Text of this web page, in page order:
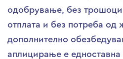
одобрување, без
отплата и без потреба од
дополнително
аплицирање е едноставна